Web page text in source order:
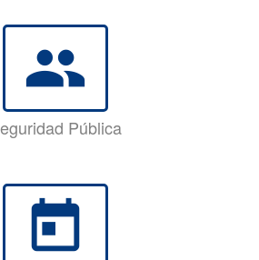
group
Pública
today